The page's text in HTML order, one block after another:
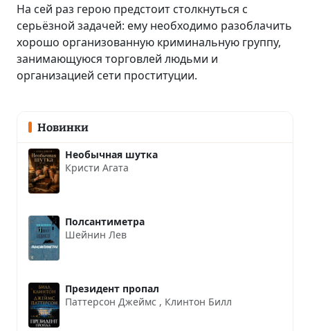
На сей раз герою предстоит столкнуться с
серьёзной задачей: ему необходимо разоблачить
хорошо организованную криминальную группу,
занимающуюся торговлей людьми и
организацией сети проституции.
Новинки
Необычная шутка
Кристи Агата
Полсантиметра
Шейнин Лев
Президент пропал
Паттерсон Джеймс , Клинтон Билл